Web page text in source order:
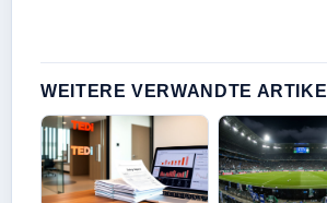
WEITERE VERWANDTE